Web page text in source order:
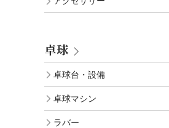
卓球
卓球台・設備
卓球マシン
ラバー